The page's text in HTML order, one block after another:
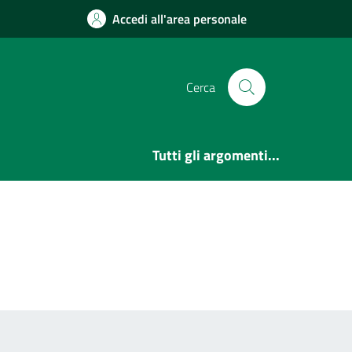
Accedi all'area personale
Cerca
Tutti gli argomenti...